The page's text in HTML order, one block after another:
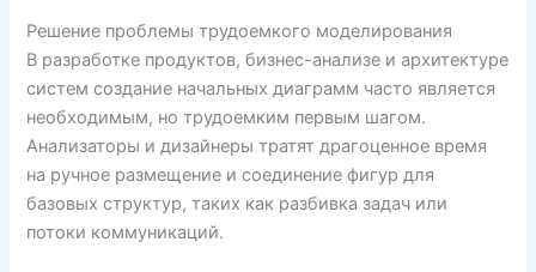
Решение проблемы трудоемкого моделирования
В разработке продуктов, бизнес-анализе и архитектуре
систем создание начальных диаграмм часто является
необходимым, но трудоемким первым шагом.
Анализаторы и дизайнеры тратят драгоценное время
на ручное размещение и соединение фигур для
базовых структур, таких как разбивка задач или
потоки коммуникаций.